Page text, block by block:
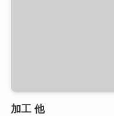
加工 他